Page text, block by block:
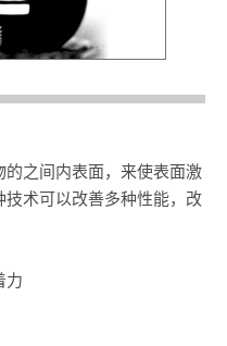
之间内表面，来使表面激
术可以改善多种性能，改
力